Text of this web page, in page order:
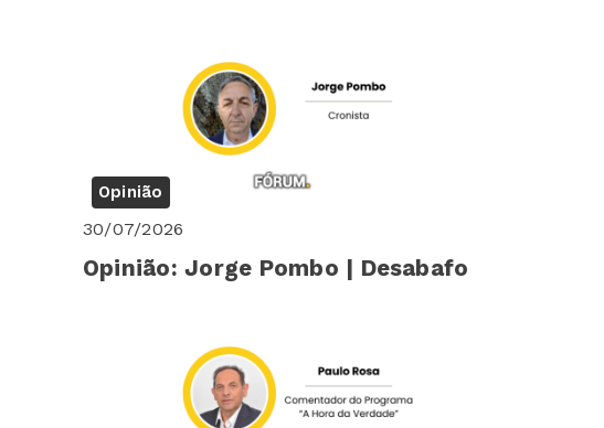
Opinião
30/07/2026
Opinião: Jorge Pombo | Desabafo